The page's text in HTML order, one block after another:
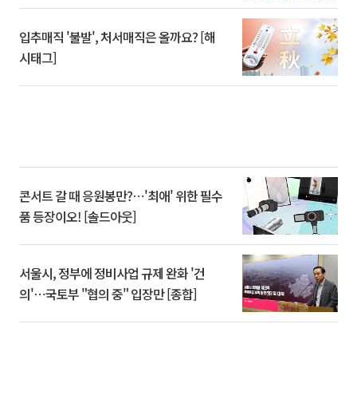
입추매직 '불발', 처서매직은 올까요? [해
시태그]
콘서트 갈 때 응원봉만?⋯'최애' 위한 필수
품 등장이오! [솔드아웃]
서울시, 정부에 정비사업 규제 완화 '건
의'⋯국토부 "협의 중" 입장만 [종합]